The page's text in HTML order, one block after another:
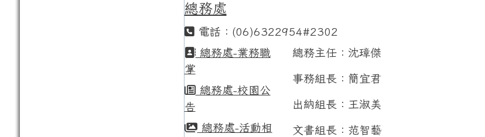
總務處
電話：(06)6322954#2302
總務處-業務職
掌
總務處-校園公
告
總務處-活動相
總務主任：沈璋傑
事務組長：簡宜君
出納組長：王淑美
文書組長：范智藝